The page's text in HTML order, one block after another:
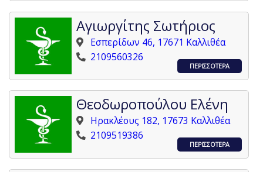
Αγιωργίτης Σωτήριος
Εσπερίδων 46, 17671 Καλλιθέα
2109560326
ΠΕΡΙΣΣΟΤΕΡΑ
Θεοδωροπούλου Ελένη
Ηρακλέους 182, 17673 Καλλιθέα
2109519386
ΠΕΡΙΣΣΟΤΕΡΑ